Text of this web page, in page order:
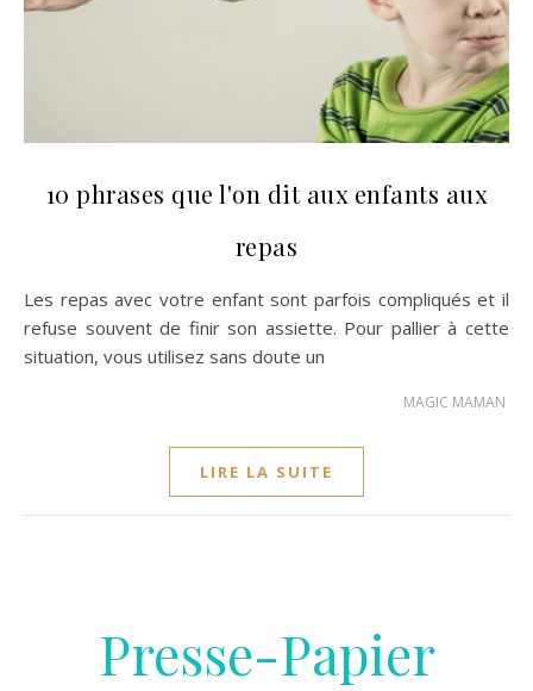
10 phrases que l'on dit aux enfants aux
repas
Les repas avec votre enfant sont parfois compliqués et il
refuse souvent de finir son assiette. Pour pallier à cette
situation, vous utilisez sans doute un
MAGIC MAMAN
LIRE LA SUITE
Presse-Papier